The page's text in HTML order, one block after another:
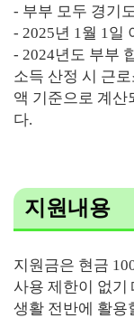
- 부부 모두 경기
- 2025년 1월 1일
- 2024년도 부부
소득 산정 시 근
액 기준으로 계산
다.
지원내용
지원금은 현금
사용 제한이 없기
생활 전반에 활용